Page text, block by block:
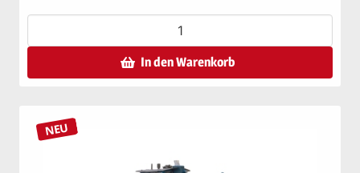
In den Warenkorb
NEU